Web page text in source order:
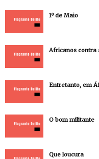
1º de Maio
Africanos contra
Entretanto, em
O bom militante
Que loucura